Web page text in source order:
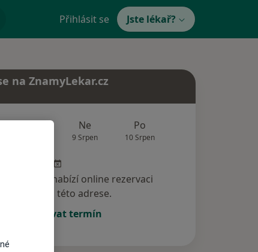
Přihlásit se Jste lékař?
na ZnamyLekar.cz
Ne
9 Srpen
Po
10 Srpen
nenabízí online rezervaci
termínu na této adrese.
Rezervovat termín